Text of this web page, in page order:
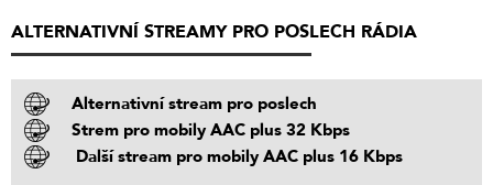
ALTERNATIVNÍ STREAMY PRO POSLECH RÁDIA
Alternativní stream pro poslech
Strem pro mobily AAC plus 32 Kbps
Další stream pro mobily AAC plus 16 Kbps